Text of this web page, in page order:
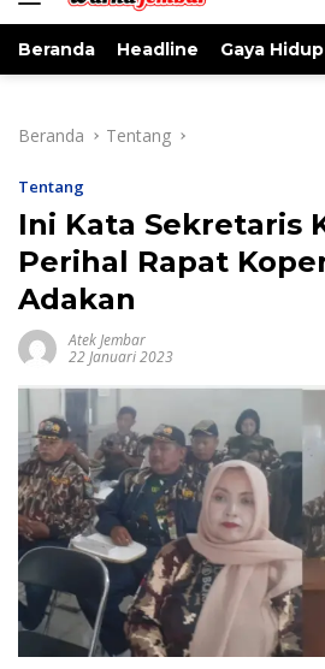
Beranda Headline Gaya Hidup
Beranda Tentang
Tentang
Ini Kata Sekretaris
Perihal Rapat
Adakan
Atek Jembar
22 Januari 2023